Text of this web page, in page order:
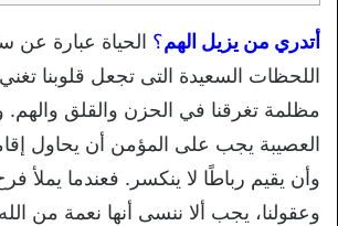
أتدري من يزيل الهم؟ الحياة عبارة
اللحظات السعيدة التى تجعل قلوبنا
مظلمة تغرقنا في الحزن والقلق والهم.
العصيبة يجب على المؤمن أن يحاول
وأن يقيم رباطًا لا ينكسر. فعندما يملأ فرح
وعقولنا، يجب ألا ننسى أنها نعمة من